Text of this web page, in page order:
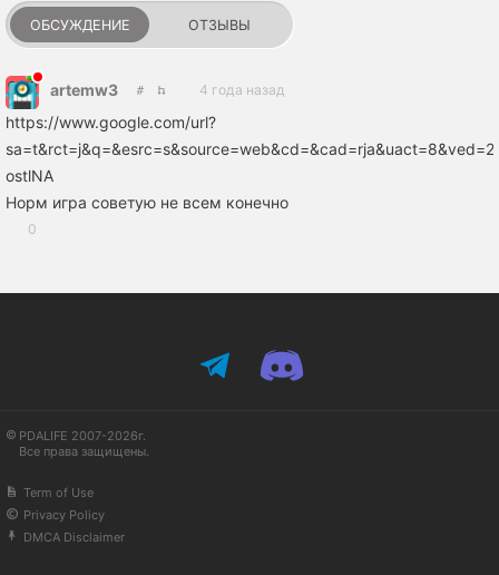
ОБСУЖДЕНИЕ ОТЗЫВЫ
artemw3 4 года назад
https://www.google.com/url?
ostlNA
Норм игра советую не всем конечно
0
PDALIFE 2007-2026г.
Все права защищены.
Term of Use
Privacy Policy
DMCA Disclaimer